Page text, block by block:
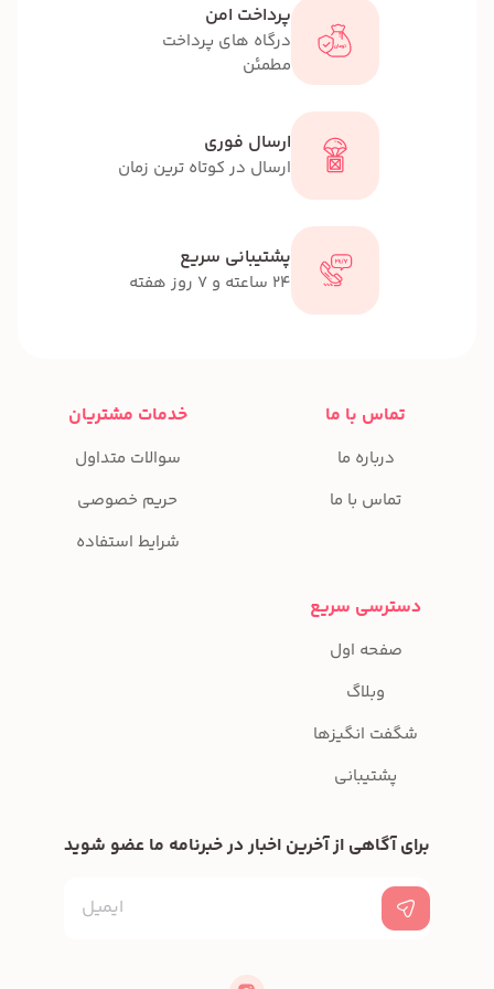
پرداخت امن
درگاه های پرداخت
مطمئن
ارسال فوری
ارسال در کوتاه ترین زمان
پشتیبانی سریع
24 ساعته و 7 روز هفته
تماس با ما
درباره ما
تماس با ما
خدمات مشتریان
سوالات متداول
حریم خصوصی
شرایط استفاده
دسترسی سریع
صفحه اول
وبلاگ
شگفت انگیزها
پشتیبانی
برای آگاهی از آخرین اخبار در خبرنامه ما عضو شوید